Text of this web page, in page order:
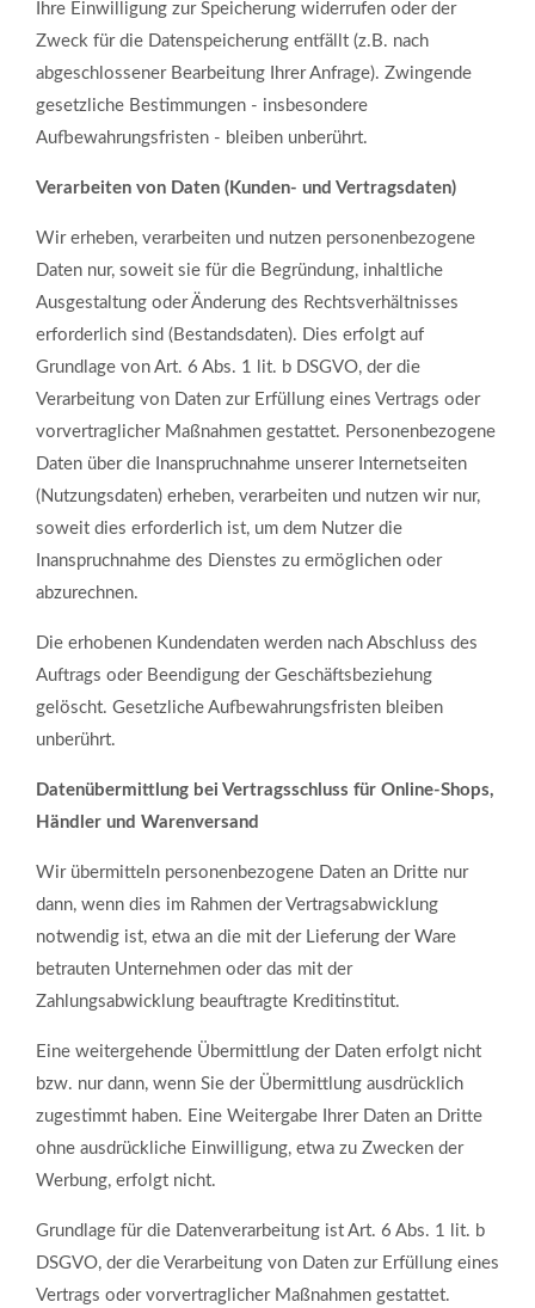
Ihre Einwilligung zur Speicherung widerrufen oder der
Zweck für die Datenspeicherung entfällt (z.B. nach
abgeschlossener Bearbeitung Ihrer Anfrage). Zwingende
gesetzliche Bestimmungen - insbesondere
Aufbewahrungsfristen - bleiben unberührt.
Verarbeiten von Daten (Kunden- und Vertragsdaten)
Wir erheben, verarbeiten und nutzen personenbezogene
Daten nur, soweit sie für die Begründung, inhaltliche
Ausgestaltung oder Änderung des Rechtsverhältnisses
erforderlich sind (Bestandsdaten). Dies erfolgt auf
Grundlage von Art. 6 Abs. 1 lit. b DSGVO, der die
Verarbeitung von Daten zur Erfüllung eines Vertrags oder
vorvertraglicher Maßnahmen gestattet. Personenbezogene
Daten über die Inanspruchnahme unserer Internetseiten
(Nutzungsdaten) erheben, verarbeiten und nutzen wir nur,
soweit dies erforderlich ist, um dem Nutzer die
Inanspruchnahme des Dienstes zu ermöglichen oder
abzurechnen.
Die erhobenen Kundendaten werden nach Abschluss des
Auftrags oder Beendigung der Geschäftsbeziehung
gelöscht. Gesetzliche Aufbewahrungsfristen bleiben
unberührt.
Datenübermittlung bei Vertragsschluss für Online-Shops,
Händler und Warenversand
Wir übermitteln personenbezogene Daten an Dritte nur
dann, wenn dies im Rahmen der Vertragsabwicklung
notwendig ist, etwa an die mit der Lieferung der Ware
betrauten Unternehmen oder das mit der
Zahlungsabwicklung beauftragte Kreditinstitut.
Eine weitergehende Übermittlung der Daten erfolgt nicht
bzw. nur dann, wenn Sie der Übermittlung ausdrücklich
zugestimmt haben. Eine Weitergabe Ihrer Daten an Dritte
ohne ausdrückliche Einwilligung, etwa zu Zwecken der
Werbung, erfolgt nicht.
Grundlage für die Datenverarbeitung ist Art. 6 Abs. 1 lit. b
DSGVO, der die Verarbeitung von Daten zur Erfüllung eines
Vertrags oder vorvertraglicher Maßnahmen gestattet.